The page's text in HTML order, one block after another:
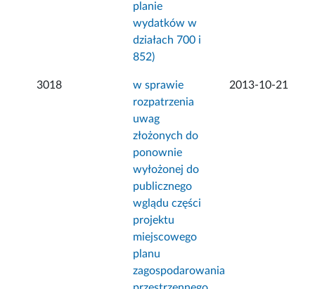
planie
wydatków w
działach 700 i
852)
3018
w sprawie
rozpatrzenia
uwag
złożonych do
ponownie
wyłożonej do
publicznego
wglądu części
projektu
miejscowego
planu
zagospodarowania
2013-10-21